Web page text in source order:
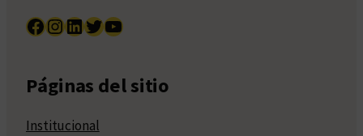
Facebook InstagramLinkedIn Twitter YouTube
Páginas del sitio
Institucional